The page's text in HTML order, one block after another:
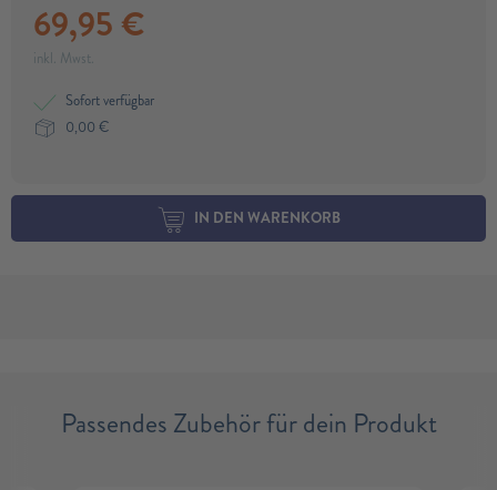
69,95 €
inkl. Mwst.
Sofort verfügbar
0,00 €
IN DEN WARENKORB
Passendes Zubehör für dein Produkt